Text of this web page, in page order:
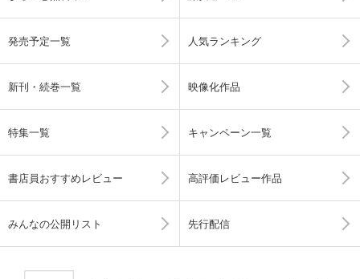
発売予定一覧 人気ランキング
新刊・続巻一覧 映像化作品
特集一覧 キャンペーン一覧
書店員おすすめレビュー 高評価レビュー作品
みんなの公開リスト 先行配信